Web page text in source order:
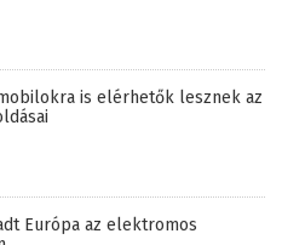
is elérhetők lesznek az
Európa az elektromos